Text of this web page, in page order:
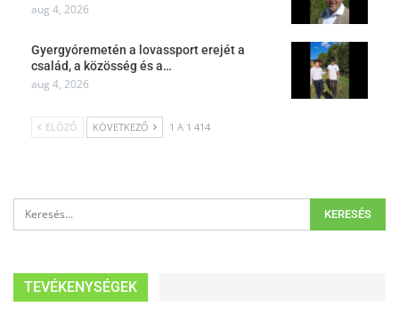
aug 4, 2026
Gyergyóremetén a lovassport erejét a
család, a közösség és a…
aug 4, 2026
ELŐZŐ KÖVETKEZŐ 1 A 1 414
TEVÉKENYSÉGEK